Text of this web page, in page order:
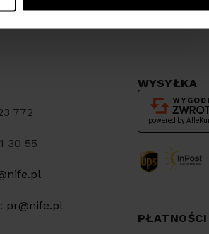
772
30 55
pr@nife.pl
WYSYŁKA
PŁATNOŚCI